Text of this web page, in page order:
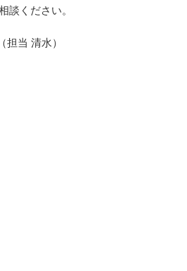
談ください。
担当 清水）